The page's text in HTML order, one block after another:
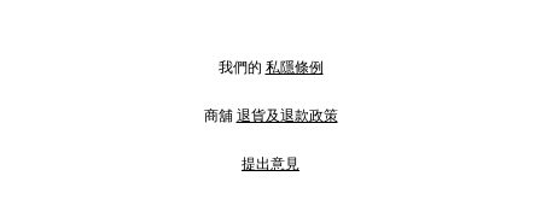
我們的 私隱條例
商舖 退貨及退款政策
提出意見